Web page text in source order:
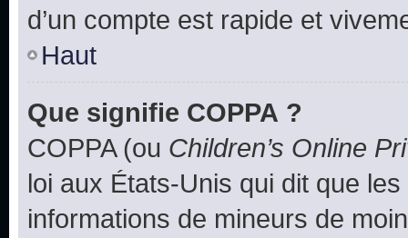
d’un compte est rapide et
Haut
Que signifie COPPA ?
COPPA (ou Children’s Online
loi aux États-Unis qui dit que
informations de mineurs de